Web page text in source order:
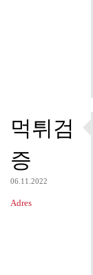
먹튀검
증
06.11.2022
Adres